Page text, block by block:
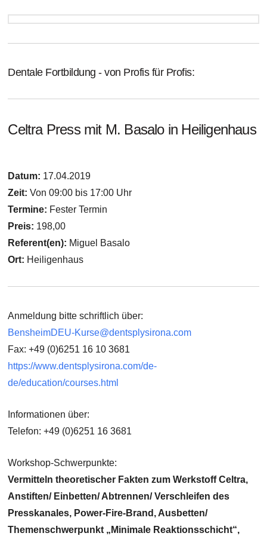
Dentale Fortbildung - von Profis für Profis:
Celtra Press mit M. Basalo in Heiligenhaus
Datum: 17.04.2019
Zeit: Von 09:00 bis 17:00 Uhr
Termine: Fester Termin
Preis: 198,00
Referent(en): Miguel Basalo
Ort: Heiligenhaus
Anmeldung bitteschriftlich über:
BensheimDEU-Kurse@dentsplysirona.com
Fax:+49 (0)6251 16 10 3681
https://www.dentsplysirona.com/de-
de/education/courses.html
Informationen über:
Telefon: +49 (0)6251 16 3681
Workshop-Schwerpunkte:
Vermitteln theoretischer Fakten zum Werkstoff Celtra,
Anstiften/ Einbetten/ Abtrennen/ Verschleifen des
Presskanales, Power-Fire-Brand, Ausbetten/
Themenschwerpunkt „Minimale Reaktionsschicht“,